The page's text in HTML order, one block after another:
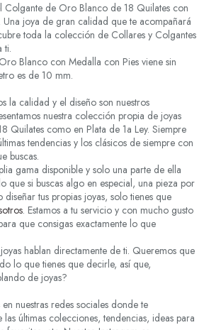
Colgante de Oro Blanco de 18 Quilates con
Una joya de gran calidad que te acompañará
toda la colección de Collares y Colgantes
ti.
Blanco con Medalla con Pies viene sin
es de 10 mm.
la calidad y el diseño son nuestros
nuestra colección propia de joyas
Quilates como en Plata de 1a Ley. Siempre
tendencias y los clásicos de siempre con
buscas.
gama disponible y solo una parte de ella
que si buscas algo en especial, una pieza por
tus propias joyas, solo tienes que
. Estamos a tu servicio y con mucho gusto
que consigas exactamente lo que
hablan directamente de ti. Queremos que
lo que tienes que decirle, así que,
de joyas?
nuestras redes sociales donde te
las últimas colecciones, tendencias, ideas para